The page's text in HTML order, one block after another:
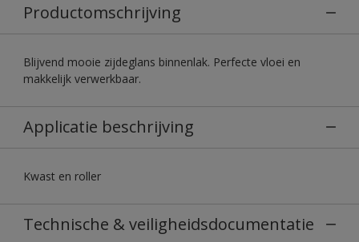
Productomschrijving
Blijvend mooie zijdeglans binnenlak. Perfecte vloei en
makkelijk verwerkbaar.
Applicatie beschrijving
Kwast en roller
Technische & veiligheidsdocumentatie